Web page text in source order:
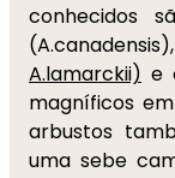
conhecidos
A.lamarckii) e
magníficos
arbustos
uma sebe